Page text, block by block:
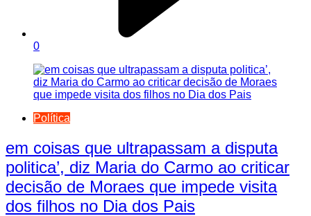
0
Política
em coisas que ultrapassam a disputa
politica’, diz Maria do Carmo ao criticar
decisão de Moraes que impede visita
dos filhos no Dia dos Pais